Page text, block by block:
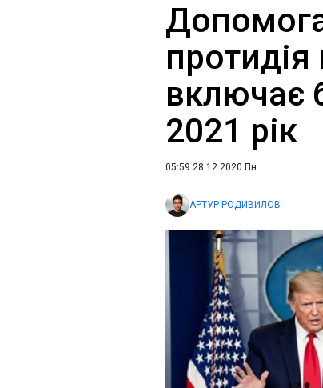
Допомога
2021 рік
05:59 28.12.2020 Пн
АРТУР РОДИВИЛОВ